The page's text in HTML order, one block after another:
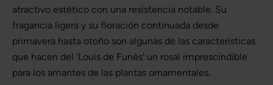
atractivo estético con una resistencia notable. Su
fragancia ligera y su floración continuada desde
primavera hasta otoño son algunas de las características
que hacen del 'Louis de Funès' un rosal imprescindible
para los amantes de las plantas ornamentales.